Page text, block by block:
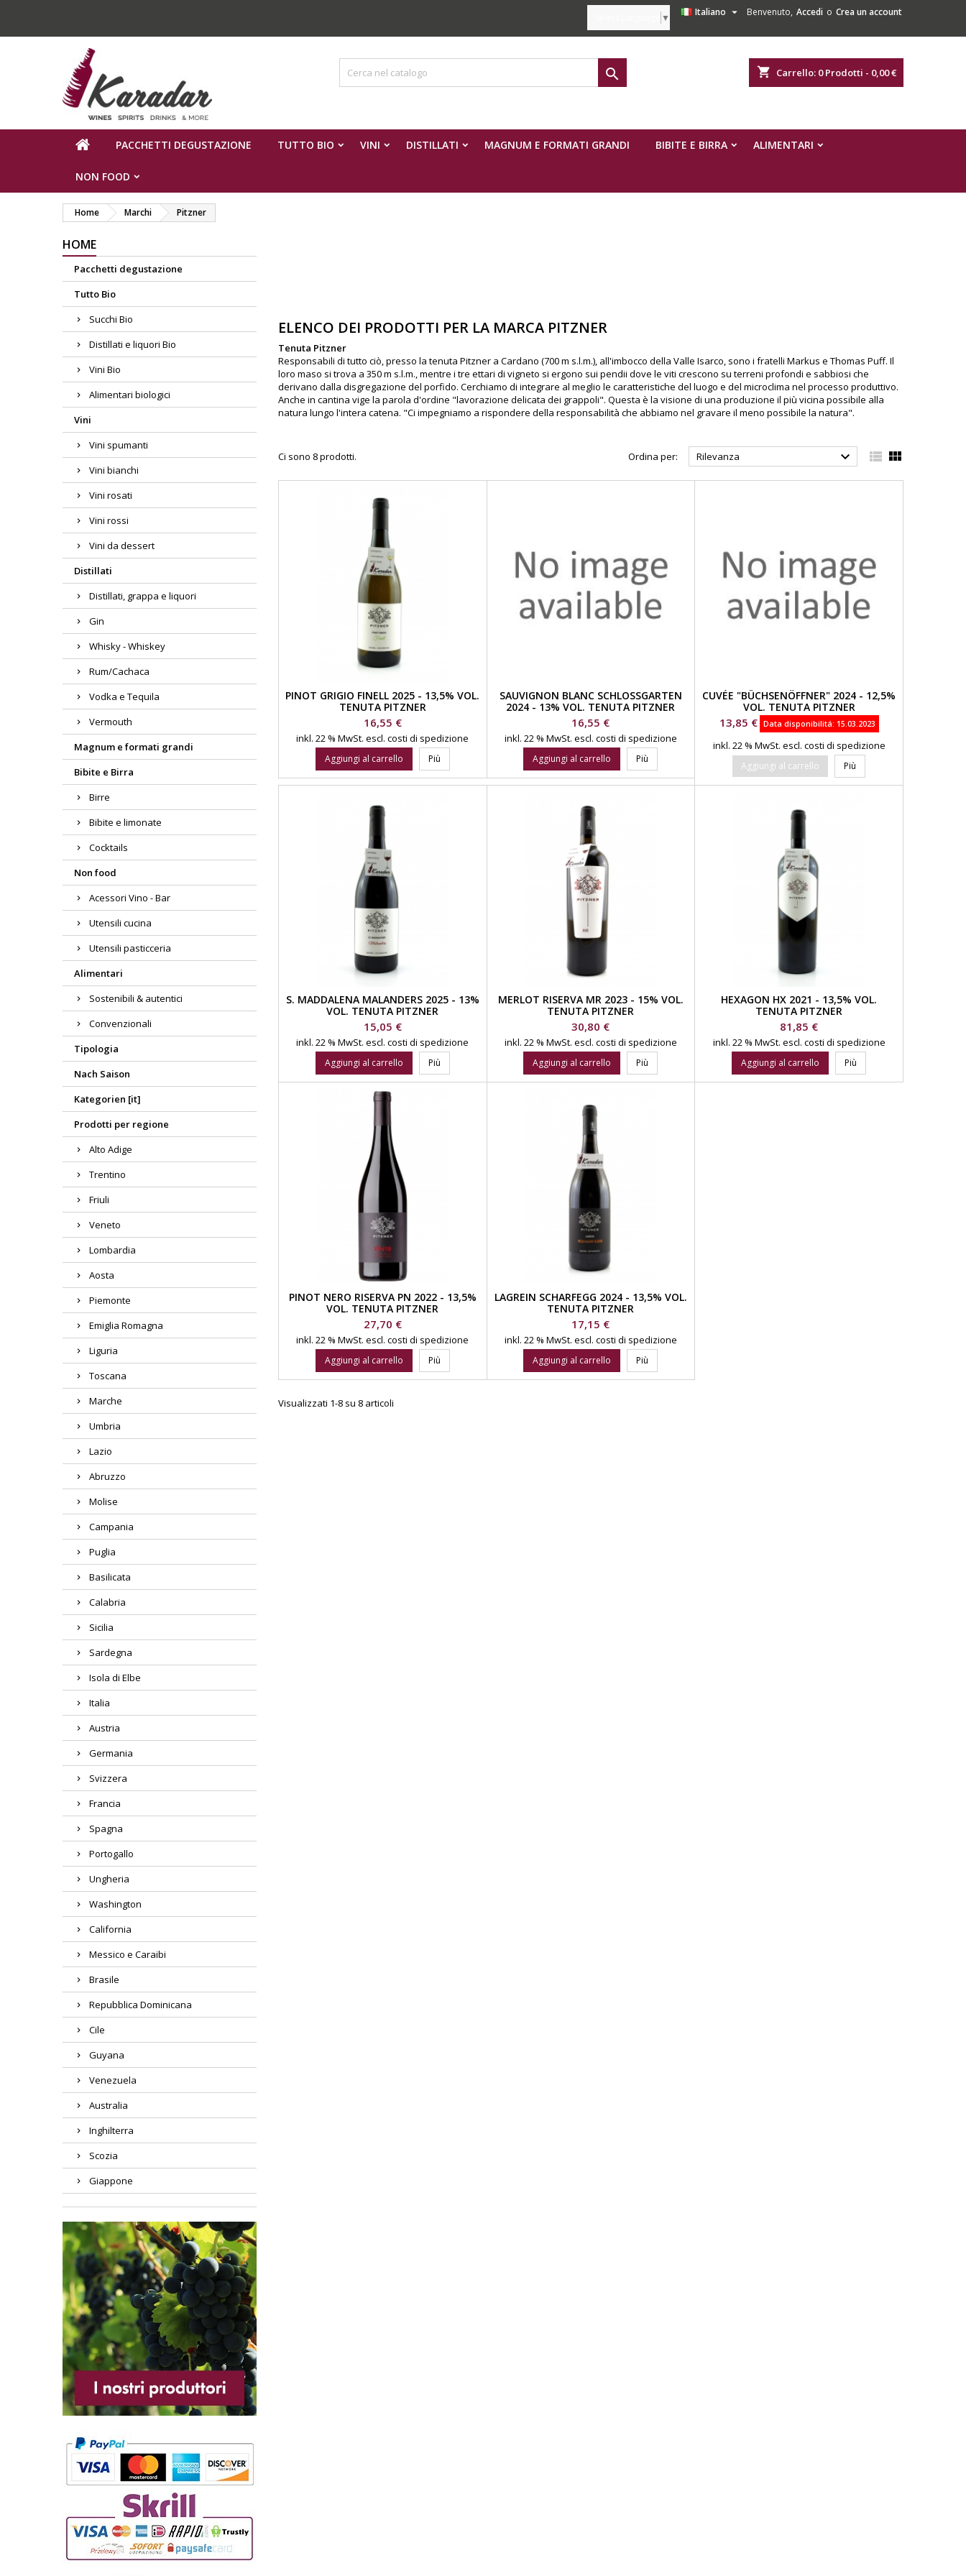
Benvenuto, Accedi o Crea un account
Italiano 
▼
shopping_cart Carrello: 0Prodotti - 0,00 €

PACCHETTI DEGUSTAZIONE TUTTO BIO VINI DISTILLATI MAGNUM E FORMATI GRANDI BIBITE E BIRRA ALIMENTARI
NON FOOD
Home Marchi Pitzner
HOME
Pacchetti degustazione
Tutto Bio
Succhi Bio
Distillati e liquori Bio
Vini Bio
Alimentari biologici
Vini
Vini spumanti
Vini bianchi
Vini rosati
Vini rossi
Vini da dessert
Distillati
Distillati, grappa e liquori
Gin
Whisky - Whiskey
Rum/Cachaca
Vodka e Tequila
Vermouth
Magnum e formati grandi
Bibite e Birra
Birre
Bibite e limonate
Cocktails
Non food
Acessori Vino - Bar
Utensili cucina
Utensili pasticceria
Alimentari
Sostenibili & autentici
Convenzionali
Tipologia
Nach Saison
Kategorien [it]
Prodotti per regione
Alto Adige
Trentino
Friuli
Veneto
Lombardia
Aosta
Piemonte
Emiglia Romagna
Liguria
Toscana
Marche
Umbria
Lazio
Abruzzo
Molise
Campania
Puglia
Basilicata
Calabria
Sicilia
Sardegna
Isola di Elbe
Italia
Austria
Germania
Svizzera
Francia
Spagna
Portogallo
Ungheria
Washington
California
Messico e Caraibi
Brasile
Repubblica Dominicana
Cile
Guyana
Venezuela
Australia
Inghilterra
Scozia
Giappone
ELENCO DEI PRODOTTI PER LA MARCA PITZNER
Tenuta Pitzner
Responsabili di tutto ciò, presso la tenuta Pitzner a Cardano (700 m s.l.m.), all'imbocco della Valle Isarco, sono i fratelli Markus e Thomas Puff. Il
loro maso si trova a 350 m s.l.m., mentre i tre ettari di vigneto si ergono sui pendii dove le viti crescono su terreni profondi e sabbiosi che
derivano dalla disgregazione del porfido. Cerchiamo di integrare al meglio le caratteristiche del luogo e del microclima nel processo produttivo.
Anche in cantina vige la parola d'ordine "lavorazione delicata dei grappoli". Questa è la visione di una produzione il più vicina possibile alla
natura lungo l'intera catena. "Ci impegniamo a rispondere della responsabilità che abbiamo nel gravare il meno possibile la natura".
Ci sono 8 prodotti. Ordina per: Rilevanza   
PINOT GRIGIO FINELL 2025 - 13,5% VOL.
TENUTA PITZNER
Prezzo
16,55 €
inkl. 22 % MwSt.escl. costi di spedizione
Aggiungi al carrello Più
SAUVIGNON BLANC SCHLOSSGARTEN
2024 - 13% VOL. TENUTA PITZNER
Prezzo
16,55 €
inkl. 22 % MwSt. escl. costi di spedizione
Aggiungi al carrello Più
CUVÉE "BÜCHSENÖFFNER" 2024 - 12,5%
VOL. TENUTA PITZNER
Prezzo
13,85 € Data disponibilitá: 15.03.2023
inkl. 22 % MwSt. escl. costi di spedizione
Aggiungi al carrello Più
S. MADDALENA MALANDERS 2025 - 13%
VOL. TENUTA PITZNER
Prezzo
15,05 €
inkl. 22 % MwSt.escl. costi di spedizione
Aggiungi al carrello Più
MERLOT RISERVA MR 2023 - 15% VOL.
TENUTA PITZNER
Prezzo
30,80 €
inkl. 22 % MwSt. escl. costi di spedizione
Aggiungi al carrello Più
HEXAGON HX 2021 - 13,5% VOL.
TENUTA PITZNER
Prezzo
81,85 €
inkl. 22 % MwSt. escl. costi di spedizione
Aggiungi al carrello Più
PINOT NERO RISERVA PN 2022 - 13,5%
VOL. TENUTA PITZNER
Prezzo
27,70 €
inkl. 22 % MwSt.escl. costi di spedizione
Aggiungi al carrello Più
LAGREIN SCHARFEGG 2024 - 13,5% VOL.
TENUTA PITZNER
Prezzo
17,15 €
inkl. 22 % MwSt. escl. costi di spedizione
Aggiungi al carrello Più
Visualizzati 1-8 su 8 articoli